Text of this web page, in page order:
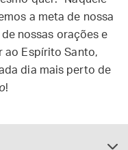
a meta de nossa
nossas orações e
ao Espírito Santo,
dia mais perto de
!